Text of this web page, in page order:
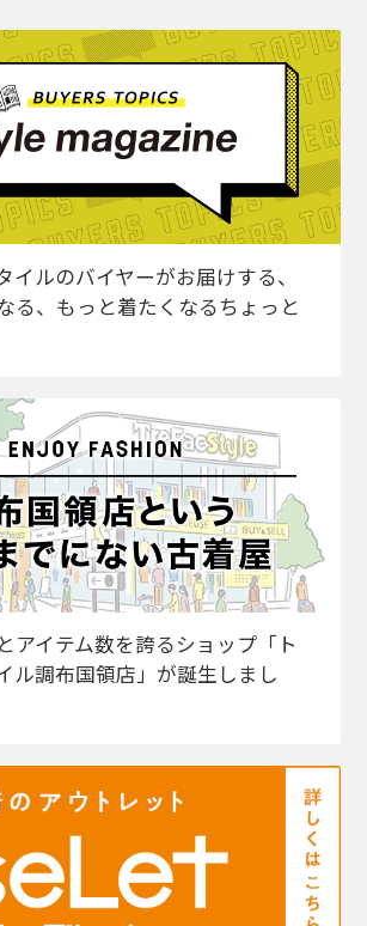
イルのバイヤーがお届けする、
る、もっと着たくなるちょっと
アイテム数を誇るショップ「ト
ル調布国領店」が誕生しまし